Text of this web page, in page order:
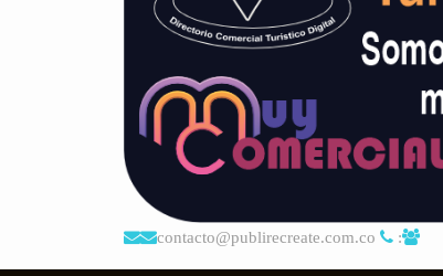
contacto@publirecreate.com.co :